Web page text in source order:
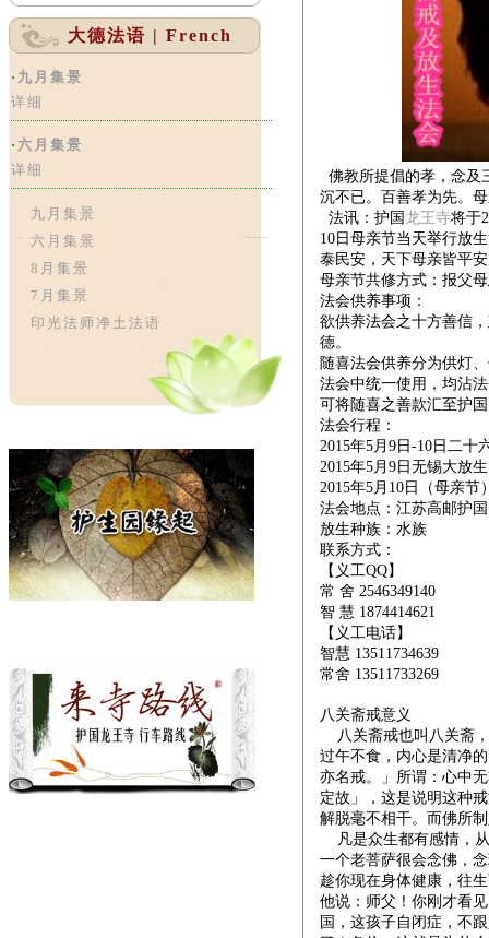
大德法语 | French
· 九月集景
详细
· 六月集景
详细
九月集景
六月集景
8月集景
7月集景
印光法师净土法语
佛教所提倡的孝，念及
沉不已。百善孝为先。
法讯：护国 龙王寺将于
10 日 母亲节当天举行放
泰民安 ， 天下母亲皆平
母亲节共修方式：报父
法会供养事项：
欲供养法会之十方善信
德。
随喜法会供养分为供灯
法会中统一使用，均沾
可将随喜之善款汇至护国
法会行程：
2015年5月 9 日 -10 日二十
2015年5月9日无锡
2015年5月 10 日（母亲节
法会地点：江苏高邮护国
放生种族：水族
联系方式：
【义工QQ】
常 舍 2546349140
智 慧 1874414621
【义工电话】
智慧 13511734639
常舍 13511733269
八关斋戒意义
八关斋戒也叫八关斋
过午不食，内心是清净
亦名戒。」所谓：心中
定故」，这是说明这种
解脱毫不相干。而佛所
凡是众生都有感情，
一个老菩萨很会念佛，
趁你现在身体健康，往
他说：师父！你刚才看
国，这孩子自闭症，不